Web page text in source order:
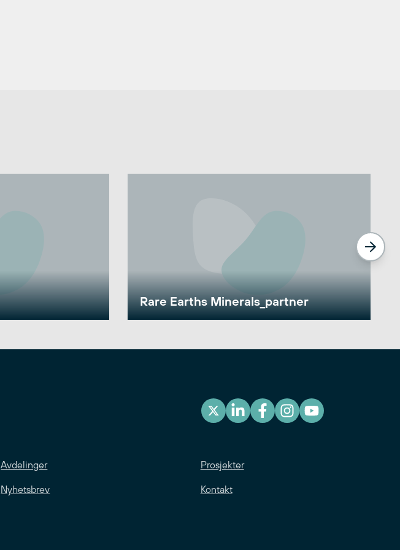
Rare Earths Minerals_partner
Avdelinger Prosjekter
Nyhetsbrev Kontakt